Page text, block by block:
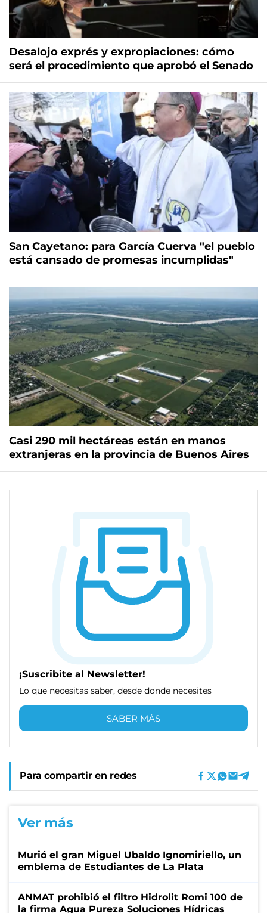
Desalojo exprés y expropiaciones: cómo
será el procedimiento que aprobó el Senado
San Cayetano: para García Cuerva "el pueblo
está cansado de promesas incumplidas"
Casi 290 mil hectáreas están en manos
extranjeras en la provincia de Buenos Aires
¡Suscribite al Newsletter!
Lo que necesitas saber, desde donde necesites
SABER MÁS
Para compartir en redes
Ver más
Murió el gran Miguel Ubaldo Ignomiriello, un
emblema de Estudiantes de La Plata
ANMAT prohibió el filtro Hidrolit Romi 100 de
la firma Agua Pureza Soluciones Hídricas